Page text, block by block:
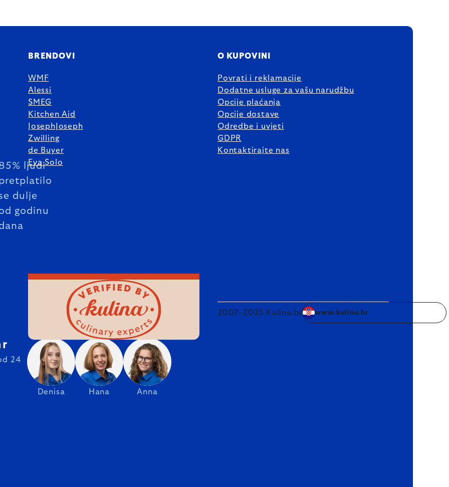
ljudi
dulje
godinu
BRENDOVI
WMF
Alessi
SMEG
Kitchen Aid
JosephJoseph
Zwilling
de Buyer
Eva Solo
O KUPOVINI
Povrati i reklamacije
Dodatne usluge za vašu narudžbu
Opcije plaćanja
Opcije dostave
Odredbe i uvjeti
GDPR
Kontaktirajte nas
Denisa Hana Anna
24
2007–2025 Kulina.hr www.kulina.hr